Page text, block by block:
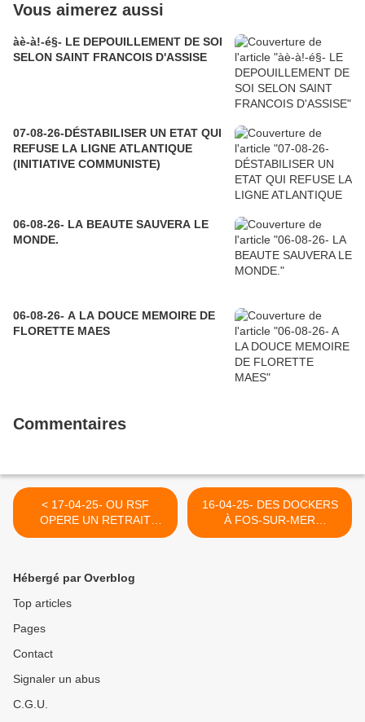
Vous aimerez aussi
àè-à!-é§- LE DEPOUILLEMENT DE SOI
SELON SAINT FRANCOIS D'ASSISE
07-08-26-DÉSTABILISER UN ETAT QUI
REFUSE LA LIGNE ATLANTIQUE
(INITIATIVE COMMUNISTE)
06-08-26- LA BEAUTE SAUVERA LE
MONDE.
06-08-26- A LA DOUCE MEMOIRE DE
FLORETTE MAES
Commentaires
< 17-04-25- OU RSF
OPERE UN RETRAIT
POSTHUME DE LEUR
JOURNALISTES
PALESTINIENS.(JEAN-
GRAND SOIR & MAXIME
16-04-25- DES DOCKERS
À FOS-SUR-MER
RETARDENT UN NAVIRE
Hébergé par Overblog
Top articles
Pages
Contact
Signaler un abus
C.G.U.